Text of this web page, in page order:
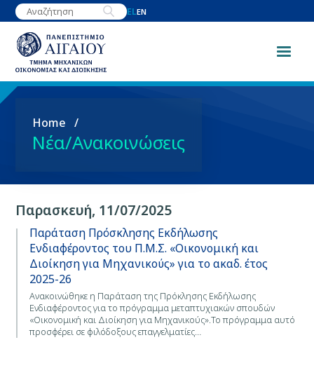
Παράκαμψη
προς
κυρίως
περιεχόμενο
ELEN
Breadcrumb
Home
Νέα/Ανακοινώσεις
Παρασκευή, 11/07/2025
Παράταση Πρόσκλησης Εκδήλωσης
Ενδιαφέροντος του Π.Μ.Σ. «Οικονομική και
Διοίκηση για Μηχανικούς» για το ακαδ. έτος
2025-26
Ανακοινώθηκε η Παράταση της Πρόκλησης Εκδήλωσης
Ενδιαφέροντος για το πρόγραμμα μεταπτυχιακών σπουδών
«Οικονομική και Διοίκηση για Μηχανικούς».Το πρόγραμμα αυτό
προσφέρει σε φιλόδοξους επαγγελματίες…